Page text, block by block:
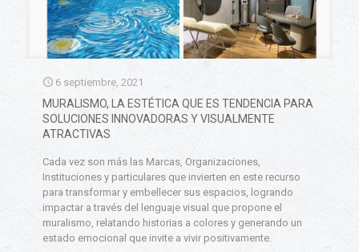
6 septiembre, 2021
MURALISMO, LA ESTÉTICA QUE ES TENDENCIA PARA
SOLUCIONES INNOVADORAS Y VISUALMENTE
ATRACTIVAS
Cada vez son más las Marcas, Organizaciones,
Instituciones y particulares que invierten en este recurso
para transformar y embellecer sus espacios, logrando
impactar a través del lenguaje visual que propone el
muralismo, relatando historias a colores y generando un
estado emocional que invite a vivir positivamente.